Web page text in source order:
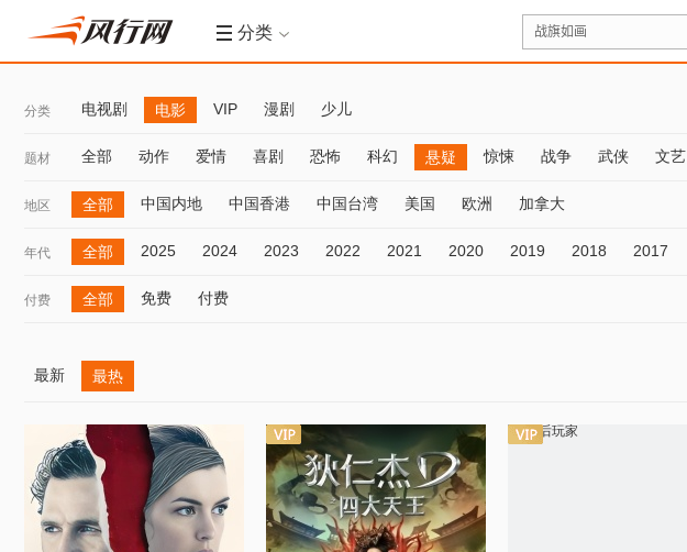
分类
分类 电视剧 电影 VIP 漫剧 少儿
题材 全部 动作 爱情 喜剧 恐怖 科幻 悬疑 惊悚 战争 武侠 文艺
地区 全部 中国内地 中国香港 中国台湾 美国 欧洲 加拿大
年代 全部 2025 2024 2023 2022 2021 2020 2019 2018 2017
付费 全部 免费 付费
最新 最热